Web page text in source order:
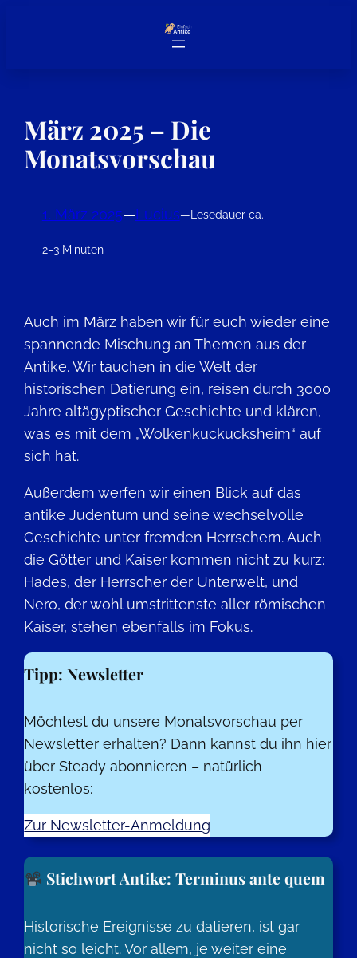
März 2025 – Die
Monatsvorschau
1. März 2025—Lucius—Lesedauer ca.
2–3 Minuten
Auch im März haben wir für euch wieder eine
spannende Mischung an Themen aus der
Antike. Wir tauchen in die Welt der
historischen Datierung ein, reisen durch 3000
Jahre altägyptischer Geschichte und klären,
was es mit dem „Wolkenkuckucksheim“ auf
sich hat.
Außerdem werfen wir einen Blick auf das
antike Judentum und seine wechselvolle
Geschichte unter fremden Herrschern. Auch
die Götter und Kaiser kommen nicht zu kurz:
Hades, der Herrscher der Unterwelt, und
Nero, der wohl umstrittenste aller römischen
Kaiser, stehen ebenfalls im Fokus.
Tipp: Newsletter
Möchtest du unsere Monatsvorschau per
Newsletter erhalten? Dann kannst du ihn hier
über Steady abonnieren – natürlich
kostenlos:
Zur Newsletter-Anmeldung
Stichwort Antike: Terminus ante quem
Historische Ereignisse zu datieren, ist gar
nicht so leicht. Vor allem, je weiter eine